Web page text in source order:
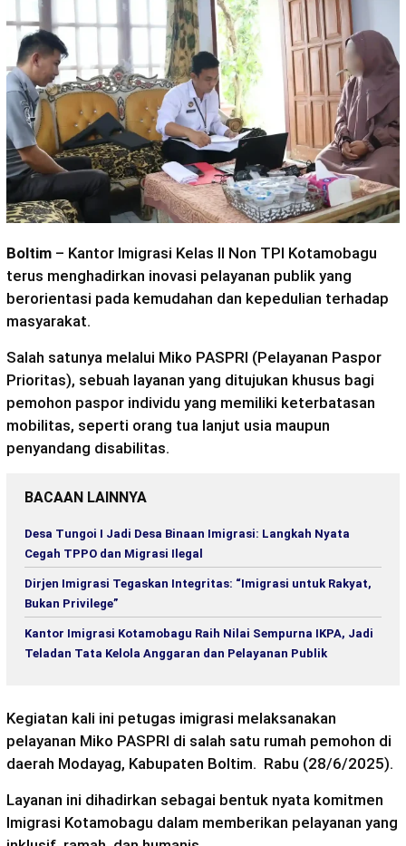
Boltim – Kantor Imigrasi Kelas II Non TPI Kotamobagu
terus menghadirkan inovasi pelayanan publik yang
berorientasi pada kemudahan dan kepedulian terhadap
masyarakat.
Salah satunya melalui Miko PASPRI (Pelayanan Paspor
Prioritas), sebuah layanan yang ditujukan khusus bagi
pemohon paspor individu yang memiliki keterbatasan
mobilitas, seperti orang tua lanjut usia maupun
penyandang disabilitas.
BACAAN LAINNYA
Desa Tungoi I Jadi Desa Binaan Imigrasi: Langkah Nyata
Cegah TPPO dan Migrasi Ilegal
Dirjen Imigrasi Tegaskan Integritas: “Imigrasi untuk Rakyat,
Bukan Privilege”
Kantor Imigrasi Kotamobagu Raih Nilai Sempurna IKPA, Jadi
Teladan Tata Kelola Anggaran dan Pelayanan Publik
Kegiatan kali ini petugas imigrasi melaksanakan
pelayanan Miko PASPRI di salah satu rumah pemohon di
daerah Modayag, Kabupaten Boltim. Rabu (28/6/2025).
Layanan ini dihadirkan sebagai bentuk nyata komitmen
Imigrasi Kotamobagu dalam memberikan pelayanan yang